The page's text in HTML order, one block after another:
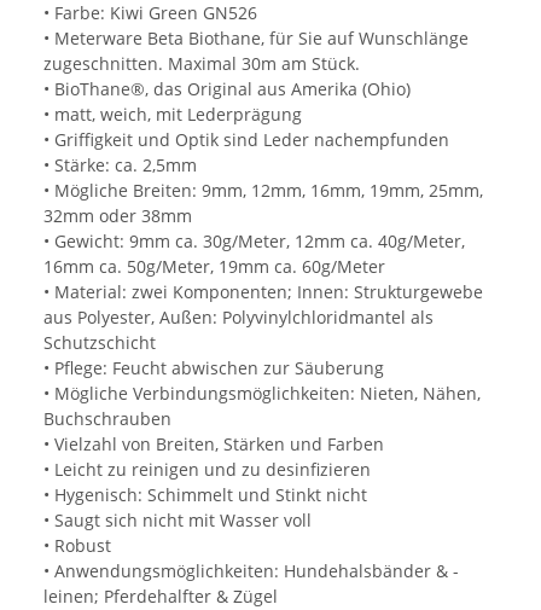
• Farbe: Kiwi Green GN526
• Meterware Beta Biothane, für Sie auf Wunschlänge
zugeschnitten. Maximal 30m am Stück.
• BioThane®, das Original aus Amerika (Ohio)
• matt, weich, mit Lederprägung
• Griffigkeit und Optik sind Leder nachempfunden
• Stärke: ca. 2,5mm
• Mögliche Breiten: 9mm, 12mm, 16mm, 19mm, 25mm,
32mm oder 38mm
• Gewicht: 9mm ca. 30g/Meter, 12mm ca. 40g/Meter,
16mm ca. 50g/Meter, 19mm ca. 60g/Meter
• Material: zwei Komponenten; Innen: Strukturgewebe
aus Polyester, Außen: Polyvinylchloridmantel als
Schutzschicht
• Pflege: Feucht abwischen zur Säuberung
• Mögliche Verbindungsmöglichkeiten: Nieten, Nähen,
Buchschrauben
• Vielzahl von Breiten, Stärken und Farben
• Leicht zu reinigen und zu desinfizieren
• Hygenisch: Schimmelt und Stinkt nicht
• Saugt sich nicht mit Wasser voll
• Robust
• Anwendungsmöglichkeiten: Hundehalsbänder & -
leinen; Pferdehalfter & Zügel